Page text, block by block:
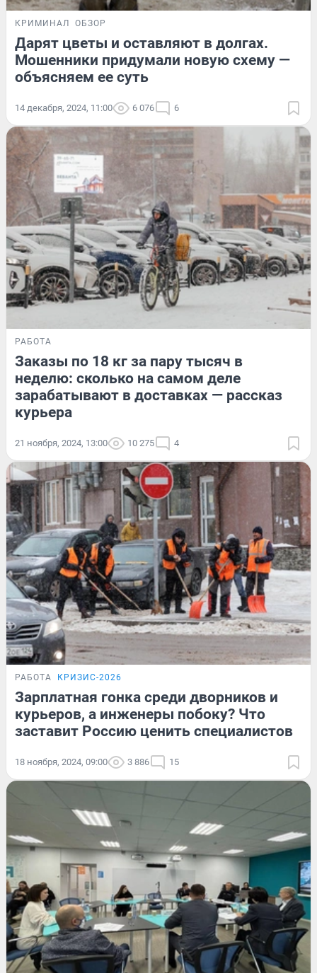
КРИМИНАЛ ОБЗОР
Дарят цветы и оставляют в долгах.
Мошенники придумали новую схему —
объясняем ее суть
14 декабря, 2024, 11:00 6 076 6
РАБОТА
Заказы по 18 кг за пару тысяч в
неделю: сколько на самом деле
зарабатывают в доставках — рассказ
курьера
21 ноября, 2024, 13:00 10 275 4
РАБОТА КРИЗИС-2026
Зарплатная гонка среди дворников и
курьеров, а инженеры побоку? Что
заставит Россию ценить специалистов
18 ноября, 2024, 09:00 3 886 15